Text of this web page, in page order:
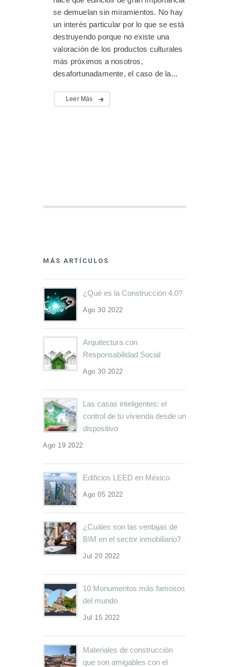
se demuelan sin miramientos. No hay
un interés particular por lo que se está
destruyendo porque no existe una
valoración de los productos culturales
más próximos a nosotros,
desafortunadamente, el caso de la...
Leer Más
MÁS ARTÍCULOS
¿Qué es la Construcción 4.0?
Ago 30 2022
Arquitectura con
Responsabilidad Social
Ago 30 2022
Las casas inteligentes: el
control de tu vivienda desde un
dispositivo
Ago 19 2022
Edificios LEED en México
Ago 05 2022
¿Cuáles son las ventajas de
BIM en el sector inmobiliario?
Jul 20 2022
10 Monumentos más famosos
del mundo
Jul 15 2022
Materiales de construcción
que son amigables con el